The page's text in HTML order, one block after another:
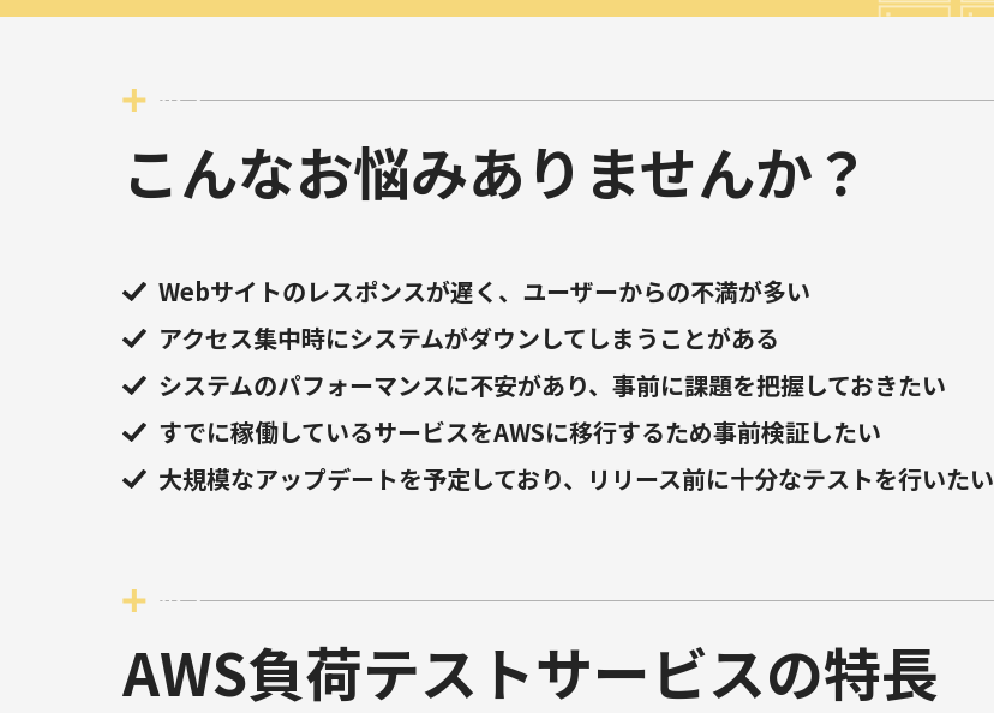
こんなお悩みありませんか？
Webサイトのレスポンスが遅く、ユーザーからの不満が多い
アクセス集中時にシステムがダウンしてしまうことがある
システムのパフォーマンスに不安があり、事前に課題を把握しておきたい
すでに稼働しているサービスをAWSに移行するため事前検証したい
大規模なアップデートを予定しており、リリース前に十分なテストを行いたい
AWS負荷テストサービスの特長